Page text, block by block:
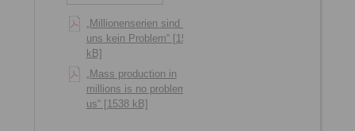
„Millionenserien sind für
uns kein Problem“ [1551
kB]
„Mass production in
millions is no problem for
us“ [1538 kB]